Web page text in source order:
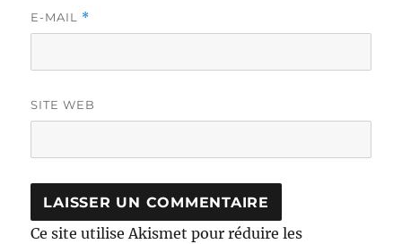
E-MAIL *
SITE WEB
Ce site utilise Akismet pour réduire les